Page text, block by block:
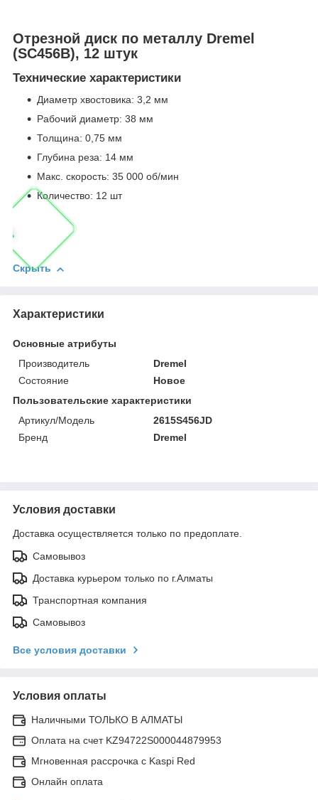
Отрезной диск по металлу Dremel
(SC456B), 12 штук
Технические характеристики
Диаметр хвостовика: 3,2 мм
Рабочий диаметр: 38 мм
Толщина: 0,75 мм
Глубина реза: 14 мм
Макс. скорость: 35 000 об/мин
Количество: 12 шт
Скрыть
Характеристики
Основные атрибуты
Производитель
Dremel
Состояние
Новое
Пользовательские характеристики
Артикул/Модель
2615S456JD
Бренд
Dremel
Условия доставки
Доставка осуществляется только по предоплате.
Самовывоз
Доставка курьером только по г.Алматы
Транспортная компания
Самовывоз
Все условия доставки
Условия оплаты
Наличными ТОЛЬКО В АЛМАТЫ
Оплата на счет KZ94722S000044879953
Мгновенная рассрочка с Kaspi Red
Онлайн оплата